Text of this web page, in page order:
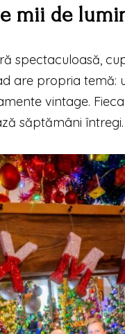
mii de
spectaculoasă,
are propria temă:
vintage.
săptămâni întregi.